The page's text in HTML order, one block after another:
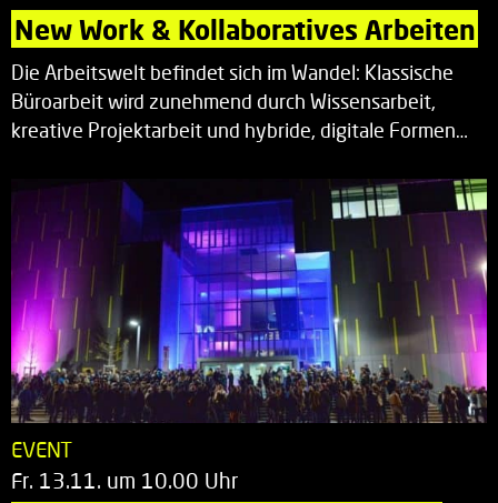
New Work & Kollaboratives Arbeiten
Die Arbeitswelt befindet sich im Wandel: Klassische
Büroarbeit wird zunehmend durch Wissensarbeit,
kreative Projektarbeit und hybride, digitale Formen…
EVENT
Fr. 13.11. um 10.00 Uhr